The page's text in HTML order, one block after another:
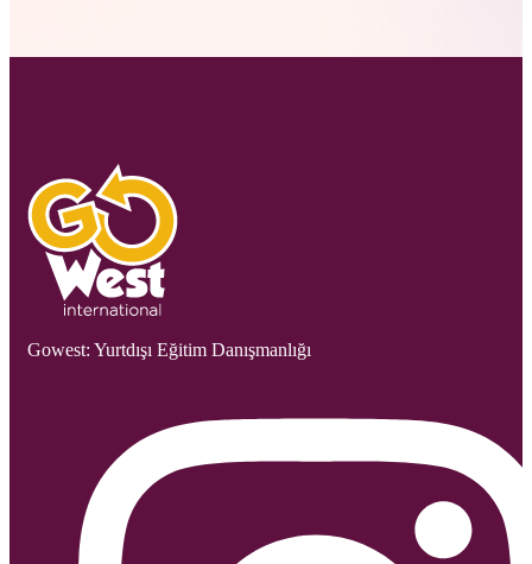
Gowest: Yurtdışı Eğitim Danışmanlığı